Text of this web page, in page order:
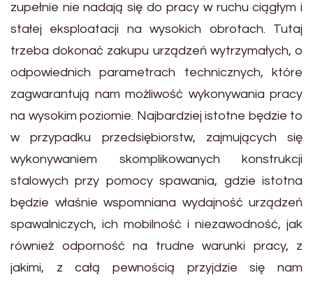
zupełnie nie nadają się do pracy w ruchu ciągłym i
stałej eksploatacji na wysokich obrotach. Tutaj
trzeba dokonać zakupu urządzeń wytrzymałych, o
odpowiednich parametrach technicznych, które
zagwarantują nam możliwość wykonywania pracy
na wysokim poziomie. Najbardziej istotne będzie to
w przypadku przedsiębiorstw, zajmujących się
wykonywaniem skomplikowanych konstrukcji
stalowych przy pomocy spawania, gdzie istotna
będzie właśnie wspomniana wydajność urządzeń
spawalniczych, ich mobilność i niezawodność, jak
również odporność na trudne warunki pracy, z
jakimi, z całą pewnością przyjdzie się nam